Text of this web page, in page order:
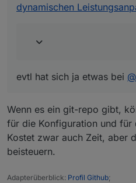
man da prima
übernehmen -
Nach 5 Minuten
versucht, gleich
Skriptes zu bauen
dynamischen
evtl hat sich ja etwas bei @
Wenn es ein git-repo gibt,
für die Konfiguration und für
Kostet zwar auch Zeit, aber
beisteuern.
Adapterüberblick: Profil Github;